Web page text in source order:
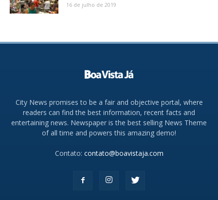
16 de julho de 2019
City News promises to be a fair and objective portal, where
readers can find the best information, recent facts and
entertaining news. Newspaper is the best selling News Theme
of all time and powers this amazing demo!
Contato: contato@boavistaja.com